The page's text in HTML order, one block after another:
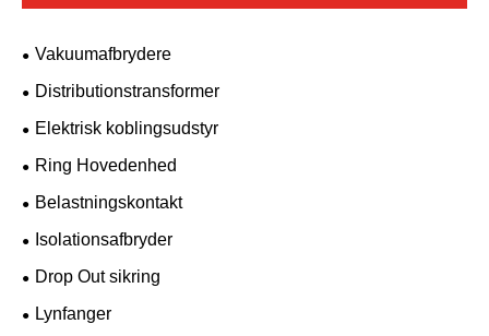
Vakuumafbrydere
Distributionstransformer
Elektrisk koblingsudstyr
Ring Hovedenhed
Belastningskontakt
Isolationsafbryder
Drop Out sikring
Lynfanger